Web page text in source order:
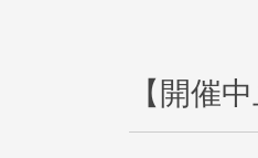
【開催